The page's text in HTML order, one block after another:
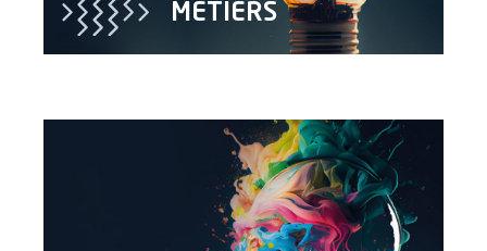
MÉTIERS